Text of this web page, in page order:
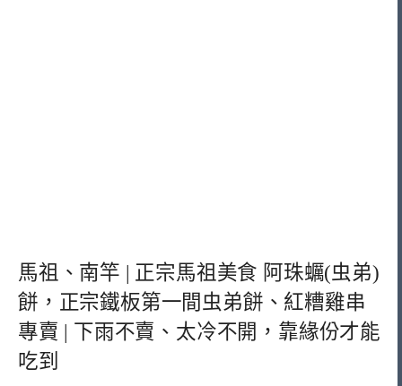
馬祖、南竿 | 正宗馬祖美食 阿珠蠣(虫弟)
餅，正宗鐵板第一間虫弟餅、紅糟雞串
專賣 | 下雨不賣、太冷不開，靠緣份才能
吃到